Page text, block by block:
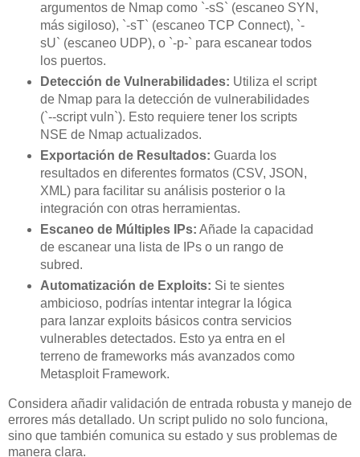
argumentos de Nmap como `-sS` (escaneo SYN,
más sigiloso), `-sT` (escaneo TCP Connect), `-
sU` (escaneo UDP), o `-p-` para escanear todos
los puertos.
Detección de Vulnerabilidades: Utiliza el script
de Nmap para la detección de vulnerabilidades
(`--script vuln`). Esto requiere tener los scripts
NSE de Nmap actualizados.
Exportación de Resultados: Guarda los
resultados en diferentes formatos (CSV, JSON,
XML) para facilitar su análisis posterior o la
integración con otras herramientas.
Escaneo de Múltiples IPs: Añade la capacidad
de escanear una lista de IPs o un rango de
subred.
Automatización de Exploits: Si te sientes
ambicioso, podrías intentar integrar la lógica
para lanzar exploits básicos contra servicios
vulnerables detectados. Esto ya entra en el
terreno de frameworks más avanzados como
Metasploit Framework.
Considera añadir validación de entrada robusta y manejo de
errores más detallado. Un script pulido no solo funciona,
sino que también comunica su estado y sus problemas de
manera clara.